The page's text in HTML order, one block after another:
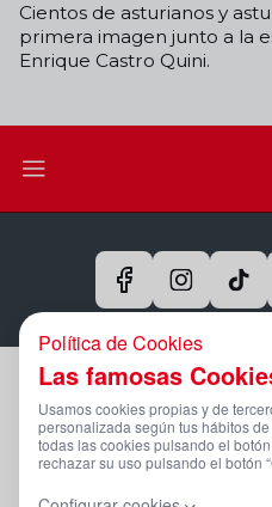
Cientos de asturianos y
primera imagen junto a la
Enrique Castro Quini.
Aviso Legal Y
Política De
Compromiso Con La